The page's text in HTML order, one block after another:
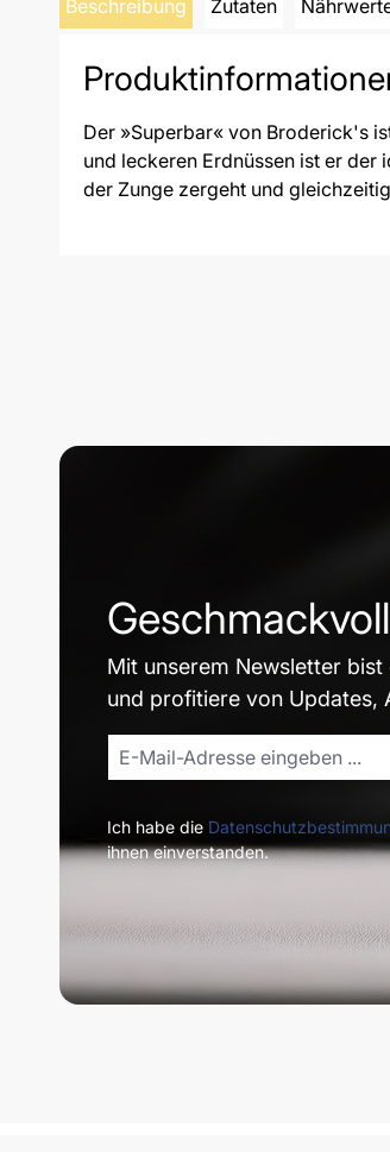
Beschreibung Zutaten
Der »Superbar« von Broderick's
und leckeren Erdnüssen ist er
der Zunge zergeht und
Mit unserem Newsletter
und profitiere von Updates,
Ich habe die
ihnen einverstanden.